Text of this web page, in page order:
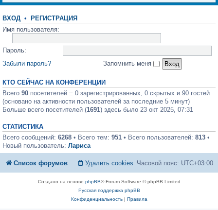
ВХОД • РЕГИСТРАЦИЯ
Имя пользователя:
Пароль:
Забыли пароль?
Запомнить меня
КТО СЕЙЧАС НА КОНФЕРЕНЦИИ
Всего 90 посетителей :: 0 зарегистрированных, 0 скрытых и 90 гостей
(основано на активности пользователей за последние 5 минут)
Больше всего посетителей (1691) здесь было 23 окт 2025, 07:31
СТАТИСТИКА
Всего сообщений: 6268 • Всего тем: 951 • Всего пользователей: 813 •
Новый пользователь: Лариса
Список форумов Часовой пояс: UTC+03:00
Удалить cookies
Создано на основе phpBB® Forum Software © phpBB Limited
Русская поддержка phpBB
Конфиденциальность| Правила